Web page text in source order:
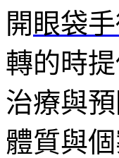
開 眼袋
轉的時
治療與
體質與